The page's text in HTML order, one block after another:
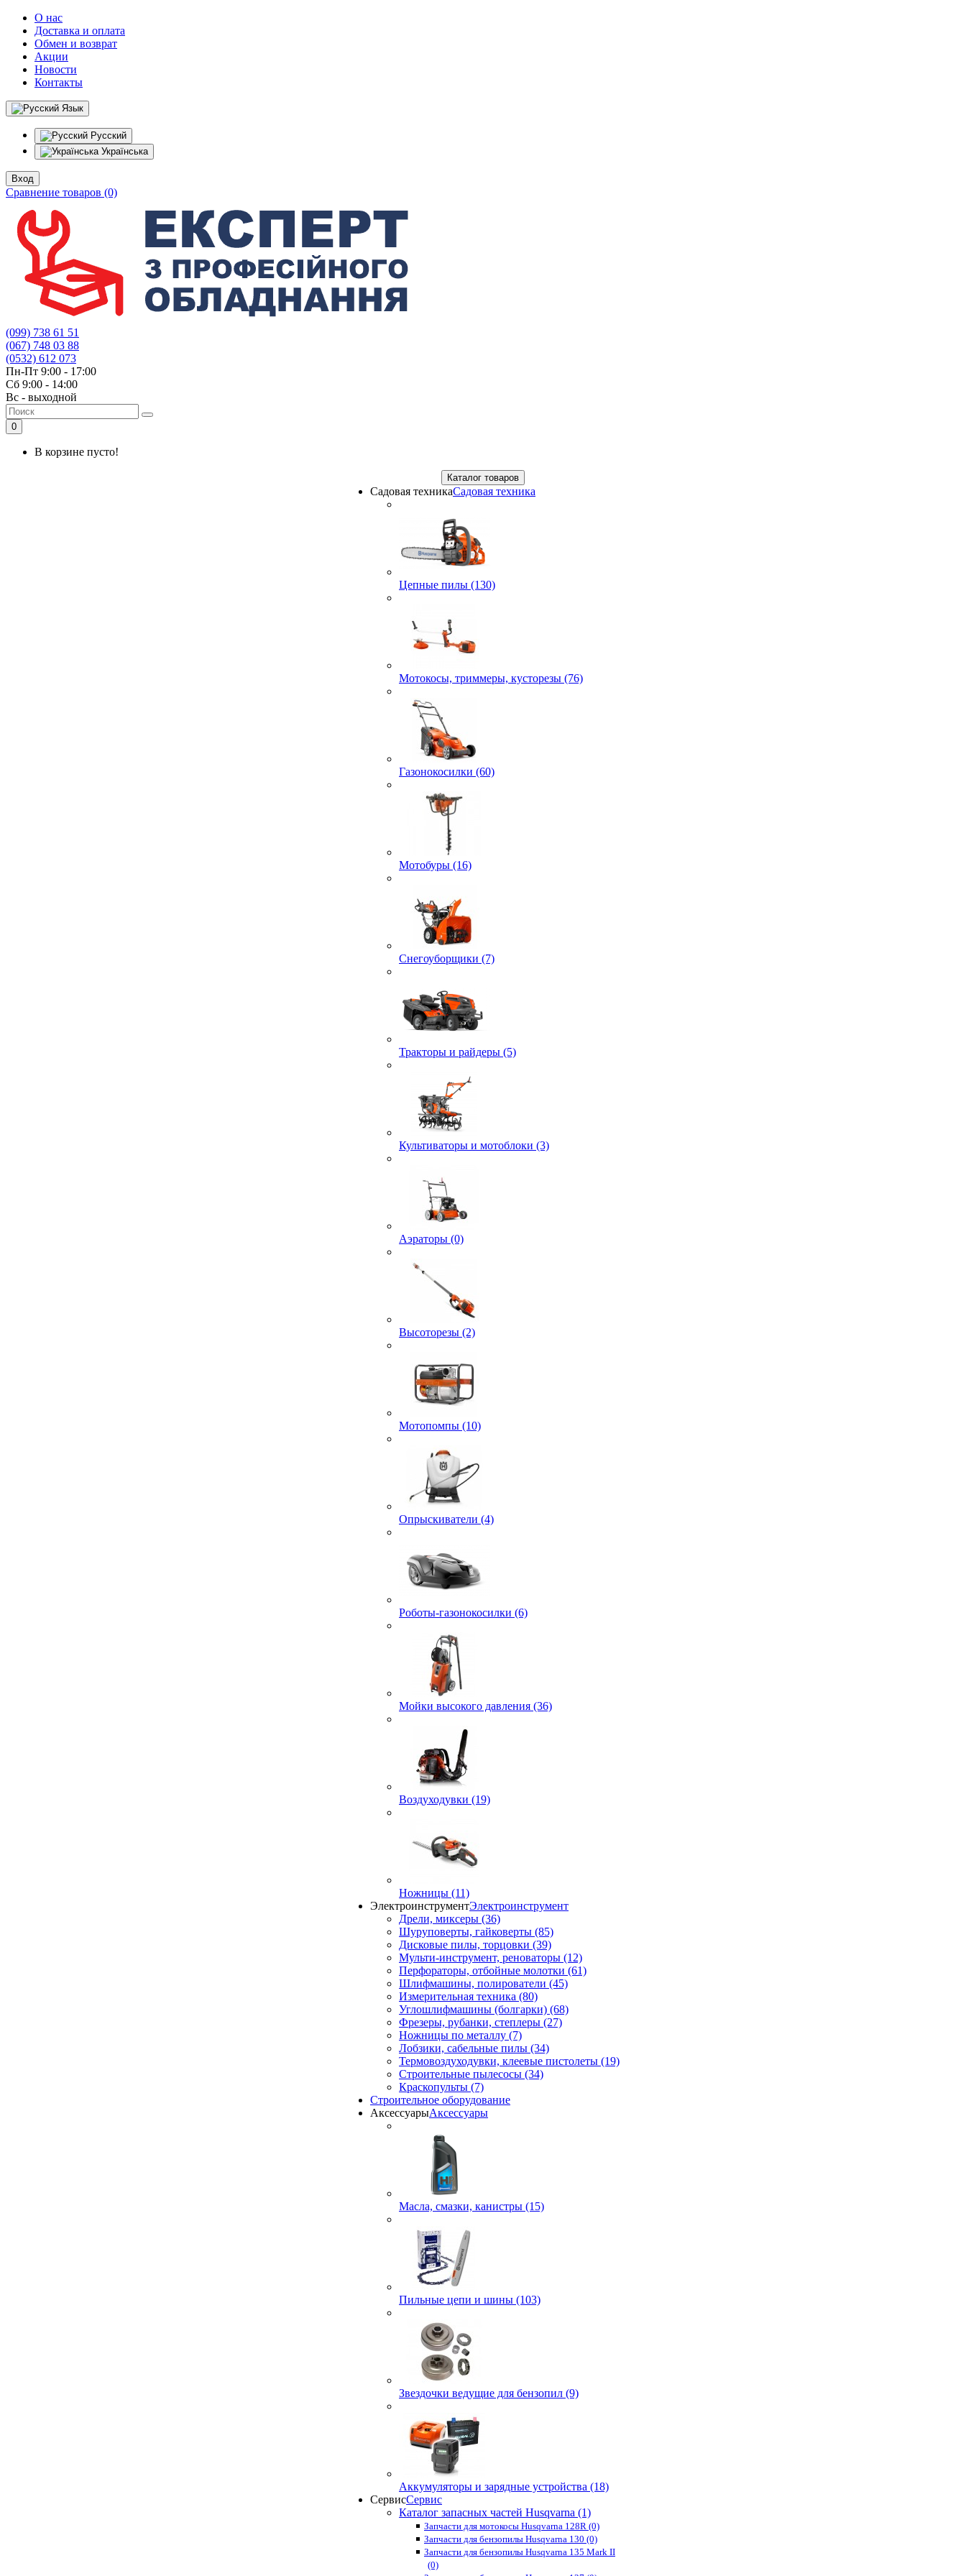
О нас
Доставка и оплата
Обмен и возврат
Акции
Новости
Контакты
Язык
Русский
Українська
Вход
Сравнение товаров (0)
(099) 738 61 51
(067) 748 03 88
(0532) 612 073
Пн-Пт 9:00 - 17:00
Сб 9:00 - 14:00
Вс - выходной
0
В корзине пусто!
Каталог товаров
Садовая техникаСадовая техника
Цепные пилы (130)
Мотокосы, триммеры, кусторезы (76)
Газонокосилки (60)
Мотобуры (16)
Снегоуборщики (7)
Тракторы и райдеры (5)
Культиваторы и мотоблоки (3)
Аэраторы (0)
Высоторезы (2)
Мотопомпы (10)
Опрыскиватели (4)
Роботы-газонокосилки (6)
Мойки высокого давления (36)
Воздуходувки (19)
Ножницы (11)
ЭлектроинструментЭлектроинструмент
Дрели, миксеры (36)
Шуруповерты, гайковерты (85)
Дисковые пилы, торцовки (39)
Мульти-инструмент, реноваторы (12)
Перфораторы, отбойные молотки (61)
Шлифмашины, полирователи (45)
Измерительная техника (80)
Углошлифмашины (болгарки) (68)
Фрезеры, рубанки, степлеры (27)
Ножницы по металлу (7)
Лобзики, сабельные пилы (34)
Термовоздуходувки, клеевые пистолеты (19)
Строительные пылесосы (34)
Краскопульты (7)
Строительное оборудование
АксессуарыАксессуары
Масла, смазки, канистры (15)
Пильные цепи и шины (103)
Звездочки ведущие для бензопил (9)
Аккумуляторы и зарядные устройства (18)
СервисСервис
Каталог запасных частей Husqvarna (1)
Запчасти для мотокосы Husqvarna 128R (0)
Запчасти для бензопилы Husqvarna 130 (0)
Запчасти для бензопилы Husqvarna 135 Mark II
(0)